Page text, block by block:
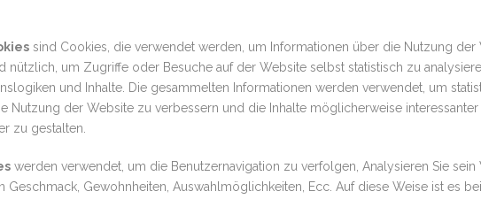
sind Cookies, die verwendet werden, um Informationen über die Nutzung der
nützlich, um Zugriffe oder Besuche auf der Website selbst statistisch zu
und Inhalte. Die gesammelten Informationen werden verwendet, um
Nutzung der Website zu verbessern und die Inhalte möglicherweise
zu gestalten.
werden verwendet, um die Benutzernavigation zu verfolgen, Analysieren Sie sein
Geschmack, Gewohnheiten, Auswahlmöglichkeiten, Ecc. Auf diese Weise ist es